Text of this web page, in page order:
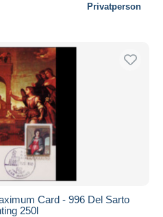
Privatperson
Card - 996 Del Sarto
250l